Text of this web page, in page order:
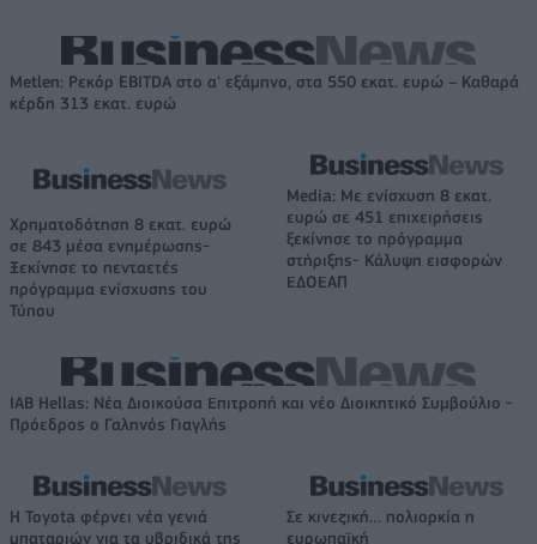
Metlen: Ρεκόρ EBITDA στο α' εξάμηνο, στα 550 εκατ. ευρώ – Καθαρά
κέρδη 313 εκατ. ευρώ
Χρηματοδότηση 8 εκατ. ευρώ
σε 843 μέσα ενημέρωσης-
Ξεκίνησε το πενταετές
πρόγραμμα ενίσχυσης του
Τύπου
Media: Με ενίσχυση 8 εκατ.
ευρώ σε 451 επιχειρήσεις
ξεκίνησε το πρόγραμμα
στήριξης- Κάλυψη εισφορών
ΕΔΟΕΑΠ
IAB Hellas: Νέα Διοικούσα Επιτροπή και νέο Διοικητικό Συμβούλιο -
Πρόεδρος ο Γαληνός Γιαγλής
Η Toyota φέρνει νέα γενιά
μπαταριών για τα υβριδικά της
Σε κινεζική… πολιορκία η
ευρωπαϊκή